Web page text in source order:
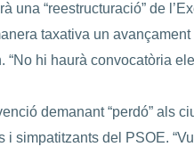
una “reestructuració” de
taxativa un
“No hi haurà convocatòria
demanant “perdó” als
i simpatitzants del PSOE.